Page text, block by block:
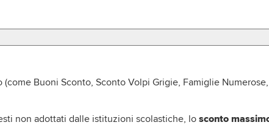
Buoni Sconto, Sconto Volpi Grigie, Famiglie
non adottati dalle istituzioni scolastiche, losconto